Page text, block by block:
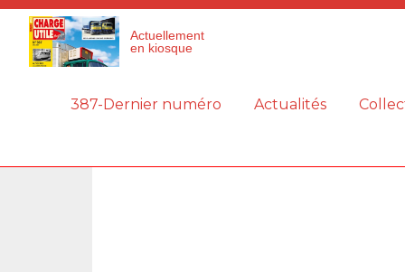
Actuellement
en kiosque
387-Dernier numéro Actualités
Panneau de gestion des cookies